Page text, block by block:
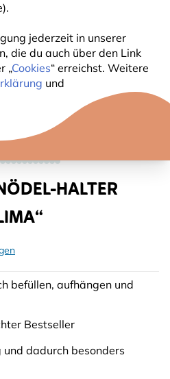
jederzeit in unserer
die du auch über den Link
„Cookies“ erreichst. Weitere
und
HALTER
befüllen, aufhängen und
Bestseller
dadurch besonders